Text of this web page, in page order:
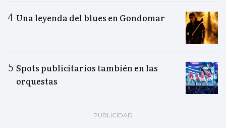
Una leyenda del blues en Gondomar
Spots publicitarios también en las
orquestas